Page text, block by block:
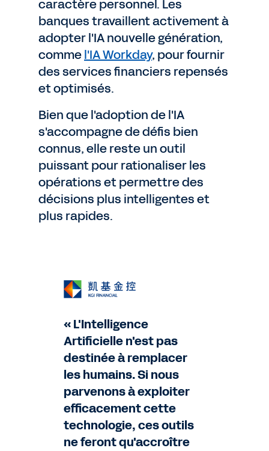
caractère personnel. Les
banques travaillent activement à
adopter l'IA nouvelle génération,
commel'IA Workday, pour fournir
des services financiers repensés
et optimisés.
Bien que l'adoption de l'IA
s'accompagne de défis bien
connus, elle reste un outil
puissant pour rationaliser les
opérations et permettre des
décisions plus intelligentes et
plus rapides.
« L'Intelligence
Artificielle n'est pas
destinée à remplacer
les humains. Si nous
parvenons à exploiter
efficacement cette
technologie, ces outils
ne feront qu'accroître